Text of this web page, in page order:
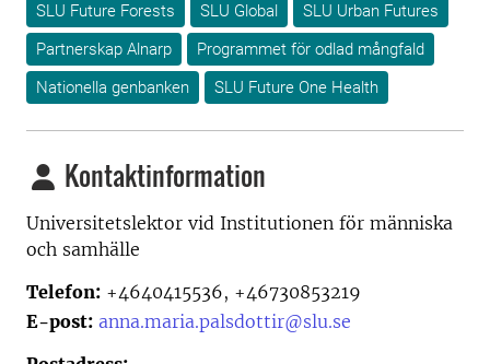
SLU Future Forests
SLU Global
SLU Urban Futures
Partnerskap Alnarp
Programmet för odlad mångfald
Nationella genbanken
SLU Future One Health
Kontaktinformation
Universitetslektor vid Institutionen för människa
och samhälle
Telefon: +4640415536, +46730853219
E-post: anna.maria.palsdottir@slu.se